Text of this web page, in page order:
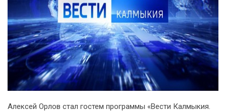
Алексей Орлов стал гостем программы «Вести Калмыкия.